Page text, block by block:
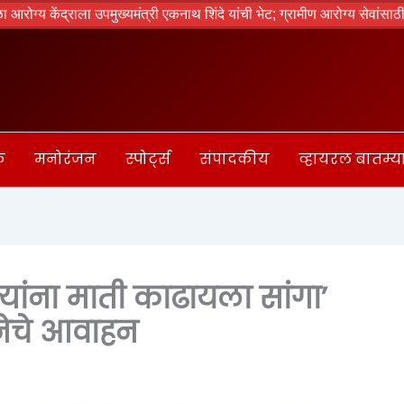
उपमुख्यमंत्री एकनाथ शिंदे यांची भेट; ग्रामीण आरोग्य सेवांसाठी
मनोरंजन स्पोर्ट्स संपादकीय व्हायरल
माती काढायला सांगा’
आवाहन